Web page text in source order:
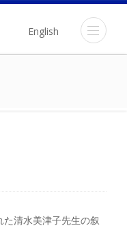
English
清水美津子先生の叙